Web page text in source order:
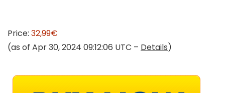
Price: 32,99€
(as of Apr 30, 2024 09:12:06 UTC – Details)